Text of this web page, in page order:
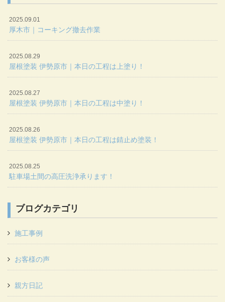
2025.09.01
厚木市｜コーキング撤去作業
2025.08.29
屋根塗装 伊勢原市｜本日の工程は上塗り！
2025.08.27
屋根塗装 伊勢原市｜本日の工程は中塗り！
2025.08.26
屋根塗装 伊勢原市｜本日の工程は錆止め塗装！
2025.08.25
駐車場土間の高圧洗浄承ります！
ブログカテゴリ
施工事例
お客様の声
親方日記